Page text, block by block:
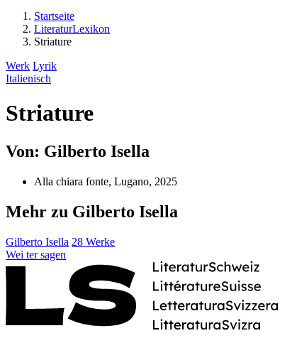
Startseite
LiteraturLexikon
Striature
Werk Lyrik
Italienisch
Striature
Von: Gilberto Isella
Alla chiara fonte, Lugano, 2025
Mehr zu Gilberto Isella
Gilberto Isella 28 Werke
Wei ter sagen